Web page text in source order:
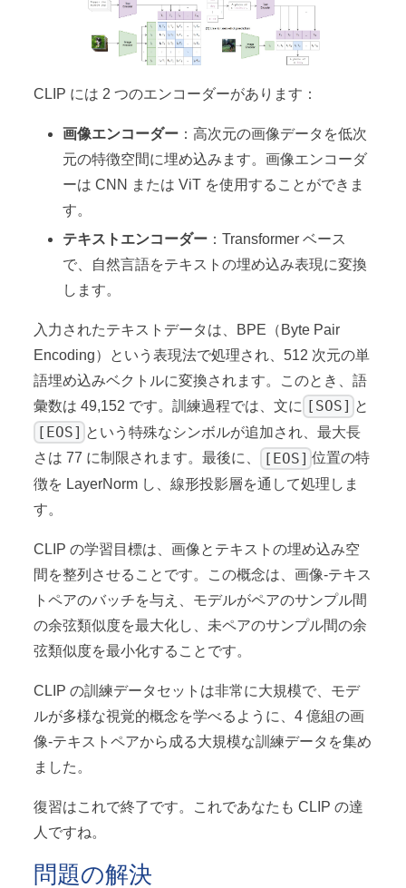
CLIP には 2 つのエンコーダーがあります：
画像エンコーダー ：高次元の画像データを低次
元の特徴空間に埋め込みます。画像エンコーダ
ーは CNN または ViT を使用することができま
す。
テキストエンコーダー ：Transformer ベース
で、自然言語をテキストの埋め込み表現に変換
します。
入力されたテキストデータは、BPE（Byte Pair
Encoding）という表現法で処理され、512 次元の単
語埋め込みベクトルに変換されます。このとき、語
彙数は 49,152 です。訓練過程では、文に
[SOS] と
[EOS] という特殊なシンボルが追加され、最大長
さは 77 に制限されます。最後に、
[EOS] 位置の特
徴を LayerNorm し、線形投影層を通して処理しま
す。
CLIP の学習目標は、画像とテキストの埋め込み空
間を整列させることです。この概念は、画像-テキス
トペアのバッチを与え、モデルがペアのサンプル間
の余弦類似度を最大化し、未ペアのサンプル間の余
弦類似度を最小化することです。
CLIP の訓練データセットは非常に大規模で、モデ
ルが多様な視覚的概念を学べるように、4 億組の画
像-テキストペアから成る大規模な訓練データを集め
ました。
復習はこれで終了です。これであなたも CLIP の達
人ですね。
問題の解決